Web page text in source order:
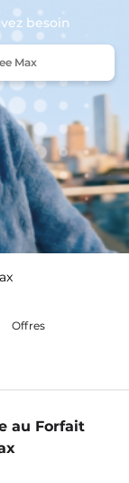
besoin
Offres
au Forfait